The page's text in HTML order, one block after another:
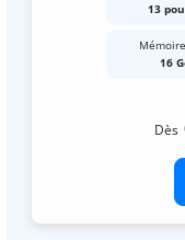
13
16
Dès